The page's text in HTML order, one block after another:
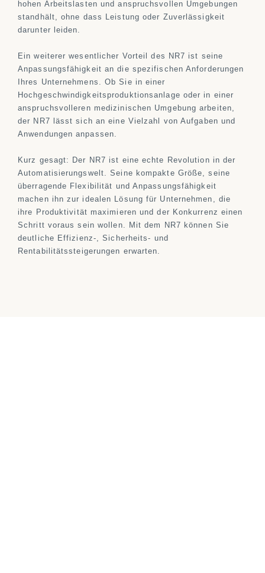
hohen Arbeitslasten und anspruchsvollen Umgebungen
standhält, ohne dass Leistung oder Zuverlässigkeit
darunter leiden.
Ein weiterer wesentlicher Vorteil des NR7 ist seine
Anpassungsfähigkeit an die spezifischen Anforderungen
Ihres Unternehmens. Ob Sie in einer
Hochgeschwindigkeitsproduktionsanlage oder in einer
anspruchsvolleren medizinischen Umgebung arbeiten,
der NR7 lässt sich an eine Vielzahl von Aufgaben und
Anwendungen anpassen.
Kurz gesagt: Der NR7 ist eine echte Revolution in der
Automatisierungswelt. Seine kompakte Größe, seine
überragende Flexibilität und Anpassungsfähigkeit
machen ihn zur idealen Lösung für Unternehmen, die
ihre Produktivität maximieren und der Konkurrenz einen
Schritt voraus sein wollen. Mit dem NR7 können Sie
deutliche Effizienz-, Sicherheits- und
Rentabilitätssteigerungen erwarten.